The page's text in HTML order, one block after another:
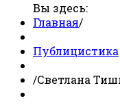
Вы здесь:
Главная/
Публицистика
/Светлана